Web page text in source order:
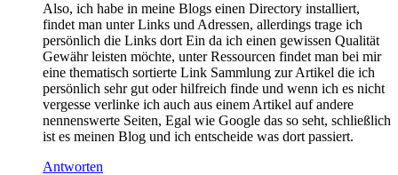
Also, ich habe in meine Blogs einen Directory installiert,
findet man unter Links und Adressen, allerdings trage ich
persönlich die Links dort Ein da ich einen gewissen Qualität
Gewähr leisten möchte, unter Ressourcen findet man bei mir
eine thematisch sortierte Link Sammlung zur Artikel die ich
persönlich sehr gut oder hilfreich finde und wenn ich es nicht
vergesse verlinke ich auch aus einem Artikel auf andere
nennenswerte Seiten, Egal wie Google das so seht, schließlich
ist es meinen Blog und ich entscheide was dort passiert.
Antworten